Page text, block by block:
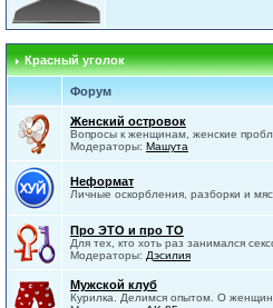
Красный уголок
Форум
Женский островок
Вопросы к женщинам, женские
Модераторы: Машута
Неформат
Личные оскорбления, разборки и
Про ЭТО и про ТО
Для тех, кто хоть раз занимался
Модераторы: Дэсилия
Мужской клуб
Курилка. Делимся опытом. О